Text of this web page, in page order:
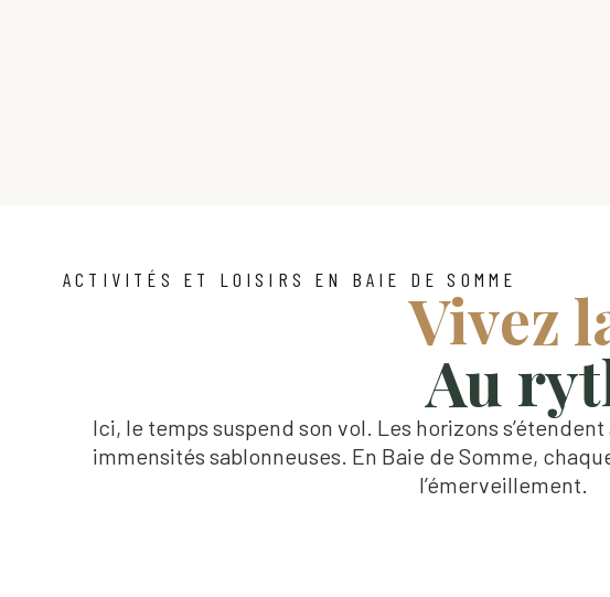
ACTIVITÉS ET LOISIRS EN BAIE DE SOMME
Vivez
Au
Ici, le temps suspend son vol. Les horizons
immensités sablonneuses. En Baie de Somme,
l’émerveillement.